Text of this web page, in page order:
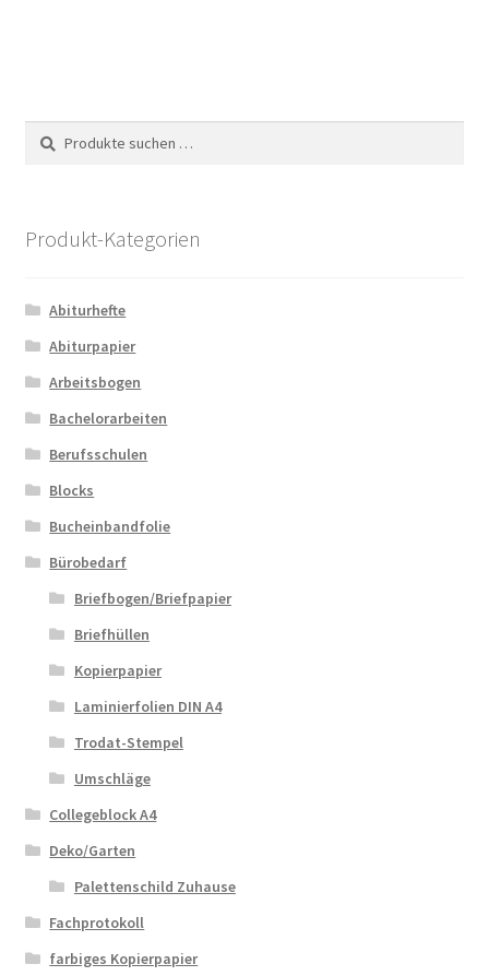
Die
Suche
nach:
Suchen
Produkt-Kategorien
Abiturhefte
Abiturpapier
Arbeitsbogen
Bachelorarbeiten
Berufsschulen
Blocks
Bucheinbandfolie
Bürobedarf
Briefbogen/Briefpapier
Briefhüllen
Kopierpapier
Laminierfolien DIN A4
Trodat-Stempel
Umschläge
Collegeblock A4
Deko/Garten
Palettenschild Zuhause
Fachprotokoll
farbiges Kopierpapier